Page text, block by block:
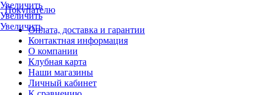
Покупателю
Оплата, доставка и гарантии
Контактная информация
О компании
Клубная карта
Наши магазины
Личный кабинет
Увеличить
Увеличить
Увеличить